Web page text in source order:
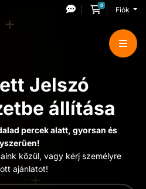
0
KosárFiók
Jelszó
állítása
percek alatt, gyorsan és
közül, vagy kérj személyre
ajánlatot!